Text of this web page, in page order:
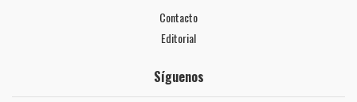
Contacto
Editorial
Síguenos